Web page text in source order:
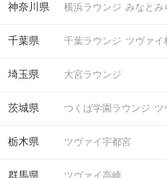
神奈川県 横浜ラウンジ みなとみ
千葉県 千葉ラウンジ ツヴァイ
埼玉県 大宮ラウンジ
茨城県 つくば学園ラウンジ ツ
栃木県 ツヴァイ宇都宮
群馬県